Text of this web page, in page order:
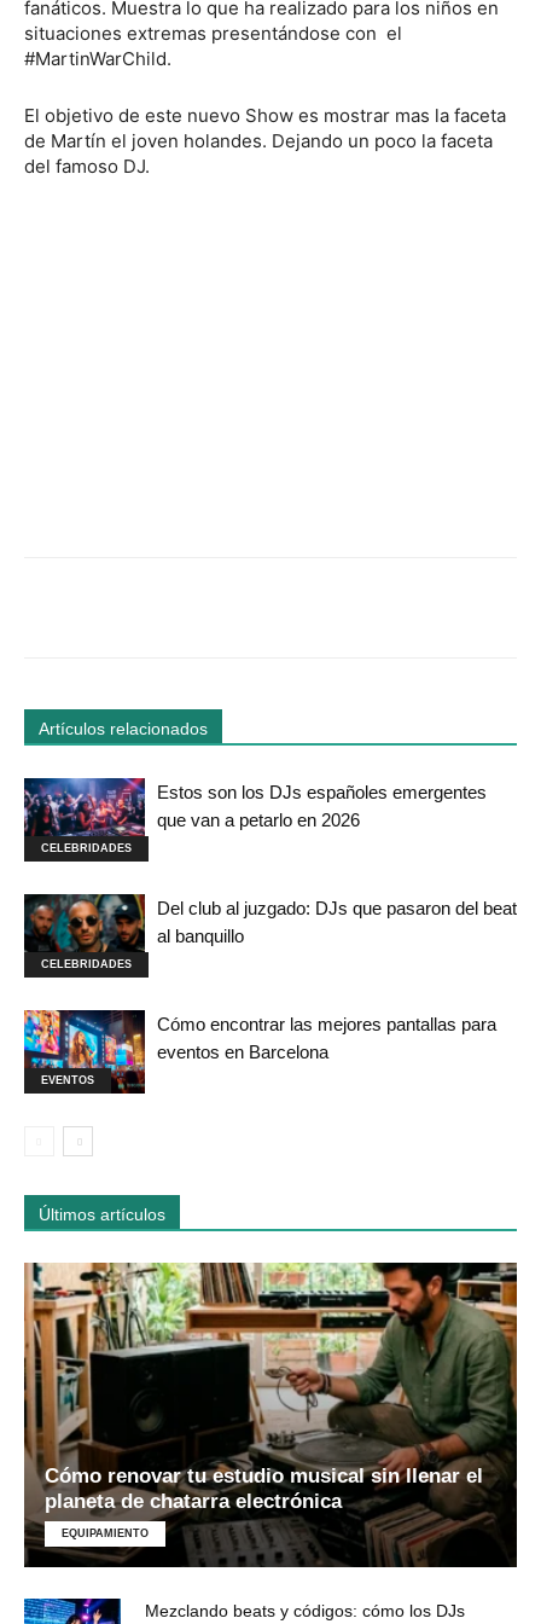
fanáticos. Muestra lo que ha realizado para los niños en
situaciones extremas presentándose con el
#MartinWarChild.
El objetivo de este nuevo Show es mostrar mas la faceta
de Martín el joven holandes. Dejando un poco la faceta
del famoso DJ.
Artículos relacionados
CELEBRIDADES
Estos son los DJs españoles emergentes
que van a petarlo en 2026
CELEBRIDADES
Del club al juzgado: DJs que pasaron del beat
al banquillo
EVENTOS
Cómo encontrar las mejores pantallas para
eventos en Barcelona
Últimos artículos
Cómo renovar tu estudio musical sin llenar el
planeta de chatarra electrónica
EQUIPAMIENTO
Mezclando beats y códigos: cómo los DJs